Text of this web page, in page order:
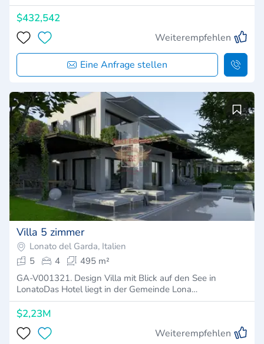
$432,542
Weiterempfehlen
Eine Anfrage stellen
Villa 5 zimmer
Lonato del Garda, Italien
5
4
495 m²
GA-V001321. Design Villa mit Blick auf den See in
LonatoDas Hotel liegt in der Gemeinde Lona…
$2,23M
Weiterempfehlen